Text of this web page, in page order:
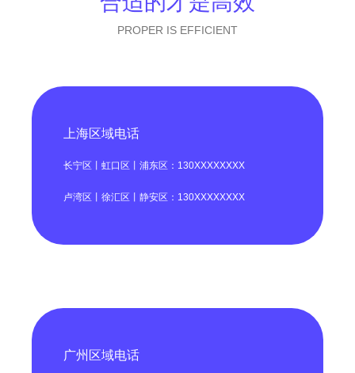
PROPER IS EFFICIENT
上海区域电话
长宁区丨虹口区丨浦东区：130XXXXXXXX
卢湾区丨徐汇区丨静安区：130XXXXXXXX
广州区域电话